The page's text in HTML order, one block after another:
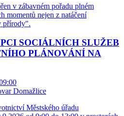
v zábavném pořadu plném
momentů nejen z natáčení
přírody".
SOCIÁLNÍCH SLUŽEB
PLÁNOVÁNÍ NA
Domažlice
Městského úřadu